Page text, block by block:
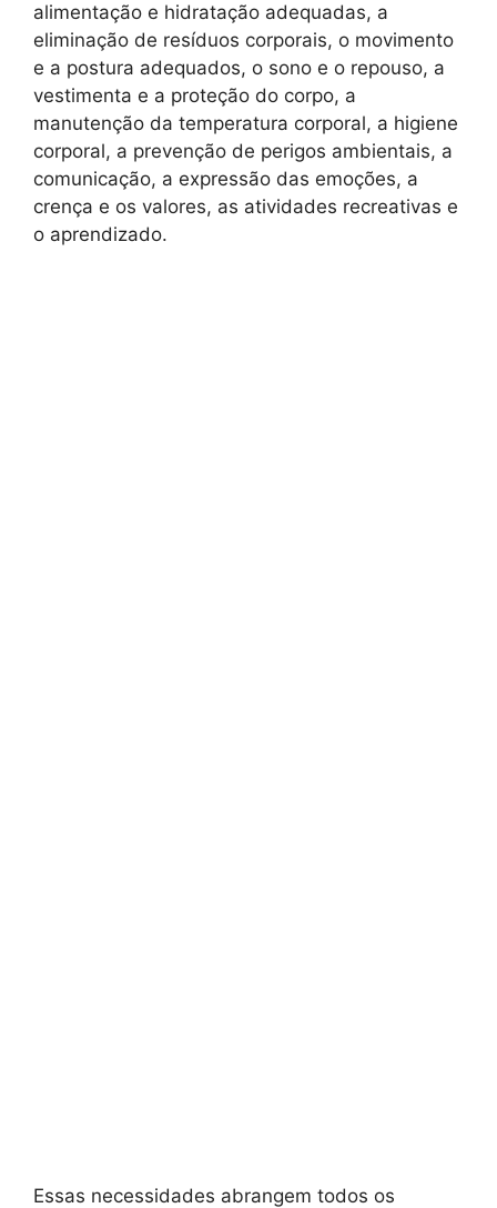
alimentação e hidratação adequadas, a
eliminação de resíduos corporais, o movimento
e a postura adequados, o sono e o repouso, a
vestimenta e a proteção do corpo, a
manutenção da temperatura corporal, a higiene
corporal, a prevenção de perigos ambientais, a
comunicação, a expressão das emoções, a
crença e os valores, as atividades recreativas e
o aprendizado.
Essas necessidades abrangem todos os